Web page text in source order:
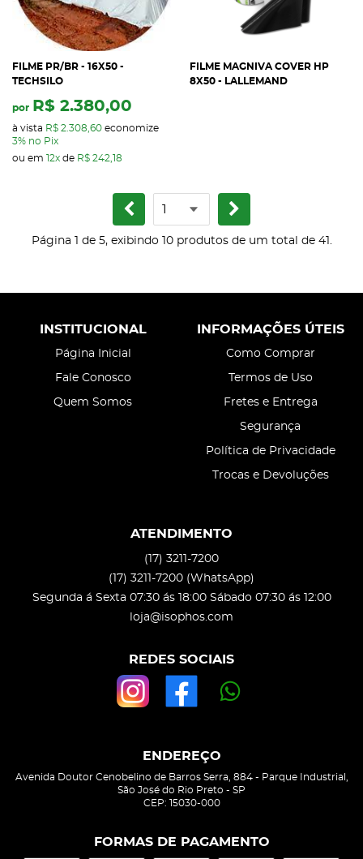
FILME PR/BR - 16X50 -
TECHSILO
por R$ 2.380,00
à vista R$ 2.308,60 economize
3% no Pix
ou em 12x de R$ 242,18
FILME MAGNIVA COVER HP
8X50 - LALLEMAND
Página 1 de 5, exibindo 10 produtos de um total de 41.
INSTITUCIONAL
Página Inicial
Fale Conosco
Quem Somos
INFORMAÇÕES ÚTEIS
Como Comprar
Termos de Uso
Fretes e Entrega
Segurança
Política de Privacidade
Trocas e Devoluções
ATENDIMENTO
(17) 3211-7200
(17) 3211-7200 (WhatsApp)
Segunda á Sexta 07:30 ás 18:00 Sábado 07:30 ás 12:00
loja@isophos.com
REDES SOCIAIS
ENDEREÇO
Avenida Doutor Cenobelino de Barros Serra, 884- Parque Industrial,
São José do Rio Preto - SP
CEP: 15030-000
FORMAS DE PAGAMENTO